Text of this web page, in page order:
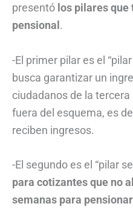
presentó los pilares
pensional.
-El primer pilar es el
busca garantizar un
ciudadanos de la
fuera del esquema, es
reciben ingresos.
-El segundo es el “pilar
para cotizantes que no
semanas para